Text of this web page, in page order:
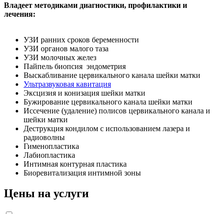
Владеет методиками диагностики, профилактики и
лечения:
УЗИ ранних сроков беременности
УЗИ органов малого таза
УЗИ молочных желез
Пайпель биопсия эндометрия
Выскабливание цервикального канала шейки матки
Ультразвуковая кавитация
Эксцизия и конизация шейки матки
Бужирование цервикального канала шейки матки
Иссечение (удаление) полисов цервикального канала и
шейки матки
Деструкция кондилом с использованием лазера и
радиоволны
Гименопластика
Лабиопластика
Интимная контурная пластика
Биоревитализация интимной зоны
Цены на услуги